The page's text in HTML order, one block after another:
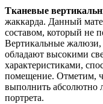
Тканевые
жаккарда. Данный
составом, который не
Вертикальные
обладают высокими
характеристиками,
помещение. Отметим,
выполнить абсолютно
портрета.